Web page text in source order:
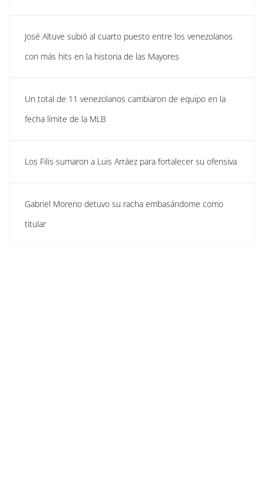
José Altuve subió al cuarto puesto entre los venezolanos
con más hits en la historia de las Mayores
Un total de 11 venezolanos cambiaron de equipo en la
fecha límite de la MLB
Los Filis sumaron a Luis Arráez para fortalecer su ofensiva
Gabriel Moreno detuvo su racha embasándome como
titular